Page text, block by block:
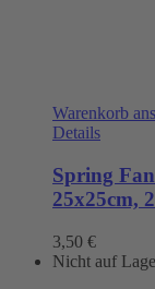
Warenkorb
Details
Spring
25x25cm,
3,50 €
Nicht auf